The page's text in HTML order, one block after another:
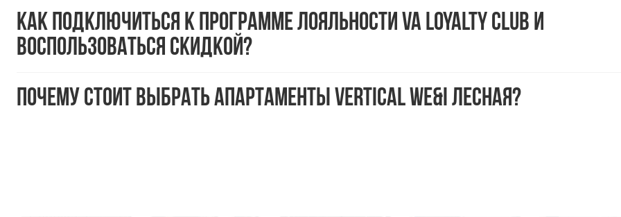
Как подключиться к программе лояльности VA Loyalty Club и
воспользоваться скидкой?
Почему стоит выбрать апартаменты Vertical We&I Лесная?